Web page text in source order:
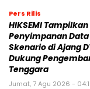
Pers Rilis
HIKSEMI
Penyimpanan
Skenario di Ajang
Dukung
Tenggara
Jumat, 7 Agu 2026 -